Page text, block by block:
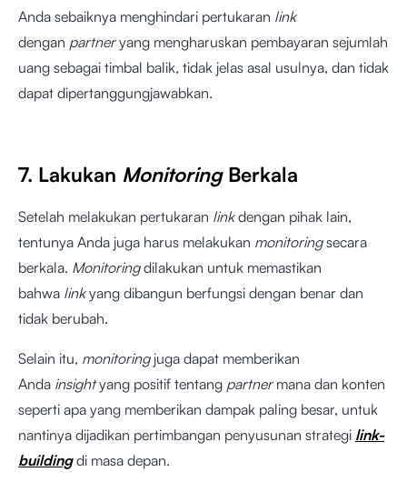
Anda sebaiknya menghindari pertukaran link
dengan partneryang mengharuskan pembayaran sejumlah
uang sebagai timbal balik, tidak jelas asal usulnya, dan tidak
dapat dipertanggungjawabkan.
7. Lakukan Monitoring Berkala
Setelah melakukan pertukaran linkdengan pihak lain,
tentunya Anda juga harus melakukan monitoringsecara
berkala. Monitoringdilakukan untuk memastikan
bahwa linkyang dibangun berfungsi dengan benar dan
tidak berubah.
Selain itu, monitoring juga dapat memberikan
Anda insightyang positif tentang partner mana dan konten
seperti apa yang memberikan dampak paling besar, untuk
nantinya dijadikan pertimbangan penyusunan strategi link-
building di masa depan.